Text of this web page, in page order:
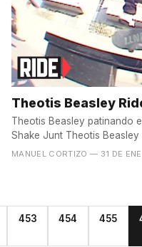
Theotis Beasley
Theotis Beasley patinando
Shake Junt Theotis
MANUEL CORTIZO — 31 DE
453 454 455